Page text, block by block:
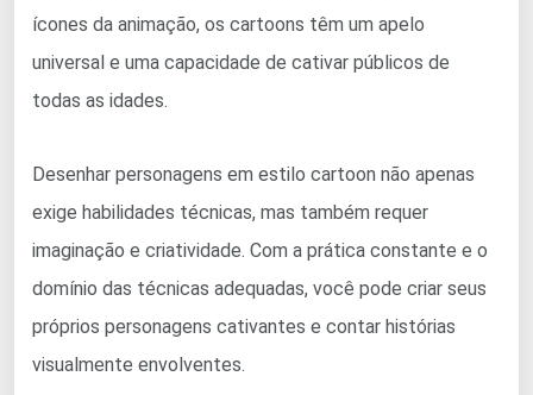
ícones da animação, os cartoons têm um apelo
universal e uma capacidade de cativar públicos de
todas as idades.
Desenhar personagens em estilo cartoon não apenas
exige habilidades técnicas, mas também requer
imaginação e criatividade. Com a prática constante e o
domínio das técnicas adequadas, você pode criar seus
próprios personagens cativantes e contar histórias
visualmente envolventes.